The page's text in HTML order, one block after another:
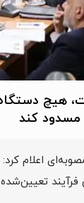
هیچ دستگاه
مسدود کند
اعلام